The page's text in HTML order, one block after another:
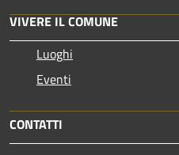
VIVERE IL COMUNE
Luoghi
Eventi
CONTATTI